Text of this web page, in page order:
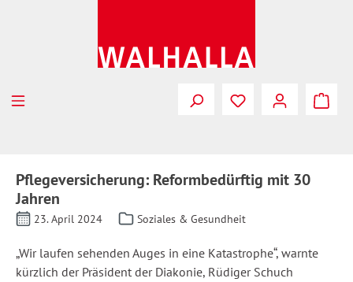
Pflegeversicherung: Reformbedürftig mit 30
Jahren
23. April 2024 Soziales & Gesundheit
„Wir laufen sehenden Auges in eine Katastrophe“, warnte
kürzlich der Präsident der Diakonie, Rüdiger Schuch